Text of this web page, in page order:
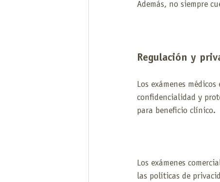
Además, no siempre
Regulación y
Los exámenes
confidencialidad y
para beneficio clínico.
Los exámenes
las políticas de